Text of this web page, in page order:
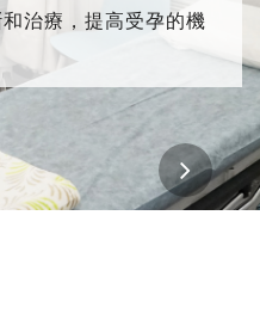
治療，提高受孕的機